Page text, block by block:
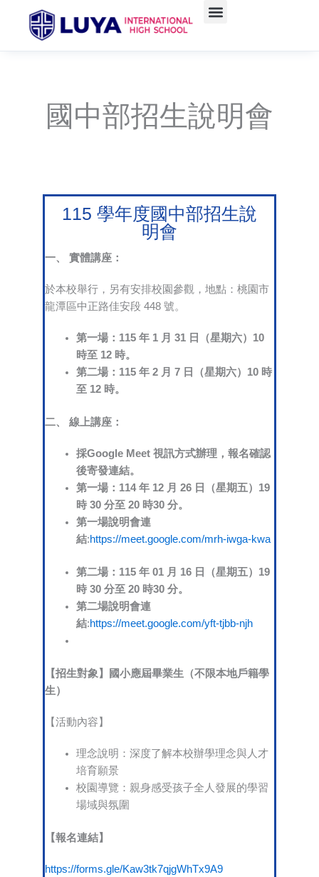
國中部招生說明會
115 學年度國中部招生說
明會
一、 實體講座：
於本校舉行，另有安排校園參觀，地點：桃園市
龍潭區中正路佳安段 448 號。
第一場：115 年 1 月 31 日（星期六）10
時至 12 時。
第二場：115 年 2 月 7 日（星期六）10 時
至 12 時。
二、 線上講座：
採Google Meet 視訊方式辦理，報名確認
後寄發連結。
第一場：114 年 12 月 26 日（星期五）19
時 30 分至 20 時30 分。
第一場說明會連
結:https://meet.google.com/mrh-iwga-kwa
第二場：115 年 01 月 16 日（星期五）19
時 30 分至 20 時30 分。
第二場說明會連
結:https://meet.google.com/yft-tjbb-njh
【招生對象】國小應屆畢業生（不限本地戶籍學
生）
【活動內容】
理念說明：深度了解本校辦學理念與人才
培育願景
校園導覽：親身感受孩子全人發展的學習
場域與氛圍
【報名連結】
https://forms.gle/Kaw3tk7qjgWhTx9A9